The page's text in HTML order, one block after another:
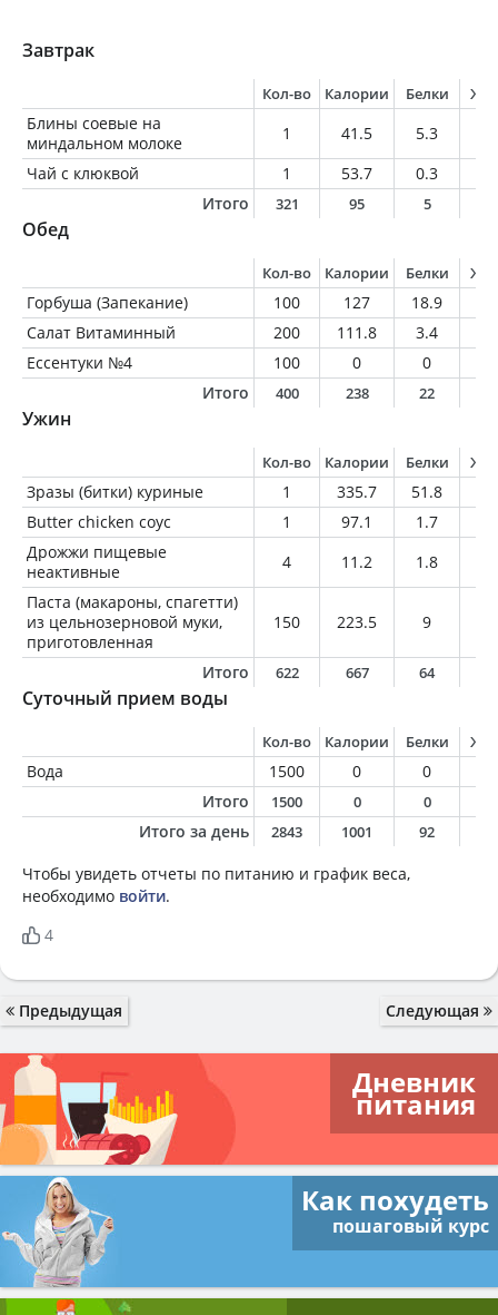
Завтрак
Кол-во Калории Белки
Блины соевые на
миндальном молоке
1 41.5 5.3
Чай с клюквой
1 53.7 0.3
Итого
321 95 5
Обед
Кол-во Калории Белки
Горбуша (Запекание) 100 127 18.9
Салат Витаминный
200 111.8 3.4
Ессентуки №4
100 0 0
Итого
400 238 22
Ужин
Кол-во Калории Белки
Зразы (битки) куриные 1 335.7 51.8
Butter chicken соус
1 97.1 1.7
Дрожжи пищевые
неактивные
4 11.2 1.8
Паста (макароны, спагетти)
из цельнозерновой муки,
приготовленная
150 223.5 9
Итого 622 667 64
Суточный прием воды
Кол-во Калории Белки
Вода 1500 0 0
Итого
1500 0 0
Итого за день 2843 1001 92
Чтобы увидеть отчеты по питанию и график веса,
необходимо войти.
4
Предыдущая Следующая
Дневник
питания
Как похудеть
пошаговый курс